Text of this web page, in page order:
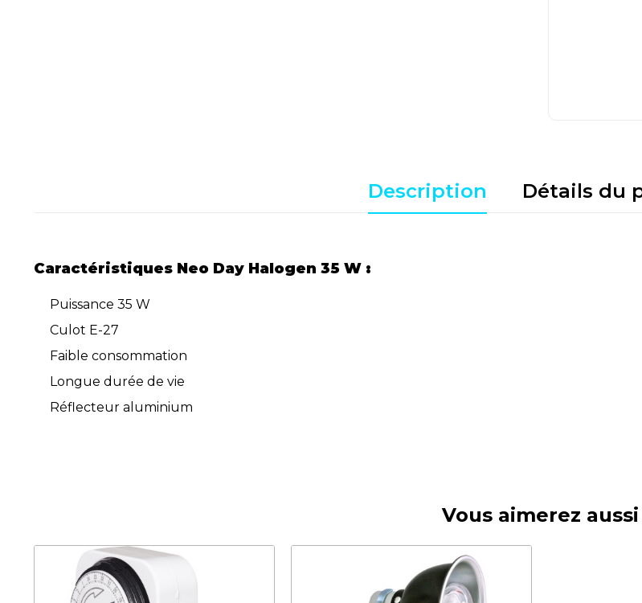
Description Détails du
Caractéristiques Neo Day Halogen 35 W :
Puissance 35 W
Culot E-27
Faible consommation
Longue durée de vie
Réflecteur aluminium
Vous aimerez aussi